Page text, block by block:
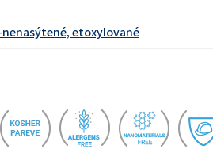
nenasýtené, etoxylované